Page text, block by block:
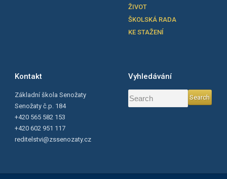
ŽIVOT
ŠKOLSKÁ RADA
KE STAŽENÍ
Kontakt
Základní škola Senožaty
Senožaty č.p. 184
+420 565 582 153
+420 602 951 117
reditelstvi@zssenozaty.cz
Vyhledávání